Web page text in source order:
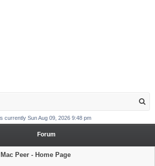
a
currently Sun Aug 09, 2026 9:48 pm
Forum
Peer - Home Page